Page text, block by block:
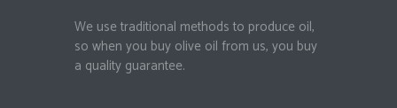
We use traditional methods to produce oil,
so when you buy olive oil from us, you buy
a quality guarantee.